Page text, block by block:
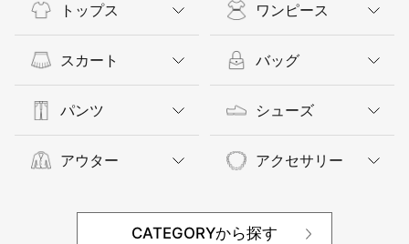
トップス
スカート
パンツ
アウター
ワンピース
バッグ
シューズ
アクセサリー
CATEGORYから探す